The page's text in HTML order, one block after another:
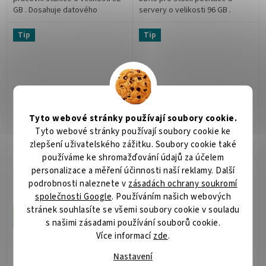
Tyto webové stránky používají soubory cookie.
Tyto webové stránky používají soubory cookie ke
zlepšení uživatelského zážitku. Soubory cookie také
používáme ke shromažďování údajů za účelem
personalizace a měření účinnosti naší reklamy. Další
podrobnosti naleznete v zásadách ochrany soukromí
společnosti Google. Používáním našich webových
stránek souhlasíte se všemi soubory cookie v souladu
s našimi zásadami používání souborů cookie.
Více informacízde.
Nastavení
GB . Dosahuje datového
SPECIFIKACE; Kapacita: 32 GB;
Set...
servery o velikosti 96 GB .
5600 MT/s . ZÁKLADNÍ
SPECIFIKACE; Kapacita:...
Tip
KINGSTON 32GB DDR5
5600MT/s / DIMM / CL46
/ ECC Reg / 2Rx8 / Hynix
A Renesas
Není skladem
33 100 Kč/ ks
Do košíku
Tip
HPE 16GB (1x16GB) Single
Rank x8 DDR4-3200 CAS-
22-22-22 Unbuffered
Standard Memory Kit
Není skladem
9 156 Kč/ ks
Do košíku
Operační paměť pro servery a